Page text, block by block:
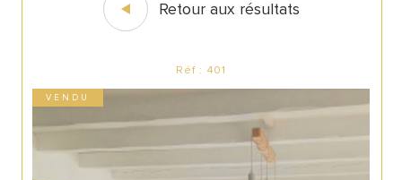
Retour aux résultats
Réf : 401
VENDU